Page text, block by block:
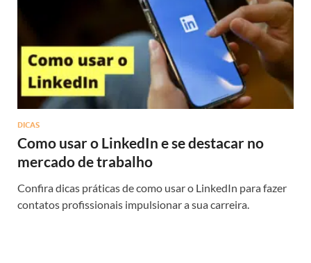
DICAS
Como usar o LinkedIn e se destacar no
mercado de trabalho
Confira dicas práticas de como usar o LinkedIn para fazer
contatos profissionais impulsionar a sua carreira.